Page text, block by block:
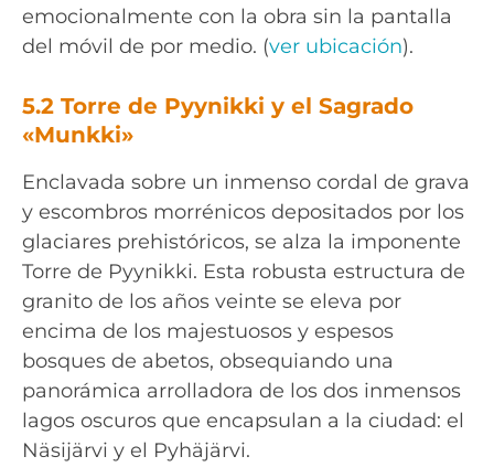
emocionalmente con la obra sin la pantalla
del móvil de por medio. (ver ubicación).
5.2 Torre de Pyynikki y el Sagrado
«Munkki»
Enclavada sobre un inmenso cordal de grava
y escombros morrénicos depositados por los
glaciares prehistóricos, se alza la imponente
Torre de Pyynikki. Esta robusta estructura de
granito de los años veinte se eleva por
encima de los majestuosos y espesos
bosques de abetos, obsequiando una
panorámica arrolladora de los dos inmensos
lagos oscuros que encapsulan a la ciudad: el
Näsijärvi y el Pyhäjärvi.